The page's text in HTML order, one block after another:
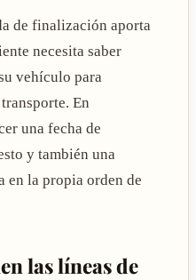
de finalización aporta
necesita saber
vehículo para
En
una fecha de
y también una
en la propia orden de
las líneas de